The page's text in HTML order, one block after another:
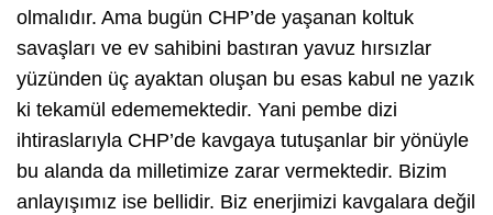
olmalıdır. Ama bugün CHP’de yaşanan koltuk
savaşları ve ev sahibini bastıran yavuz hırsızlar
yüzünden üç ayaktan oluşan bu esas kabul ne yazık
ki tekamül edememektedir. Yani pembe dizi
ihtiraslarıyla CHP’de kavgaya tutuşanlar bir yönüyle
bu alanda da milletimize zarar vermektedir. Bizim
anlayışımız ise bellidir. Biz enerjimizi kavgalara değil